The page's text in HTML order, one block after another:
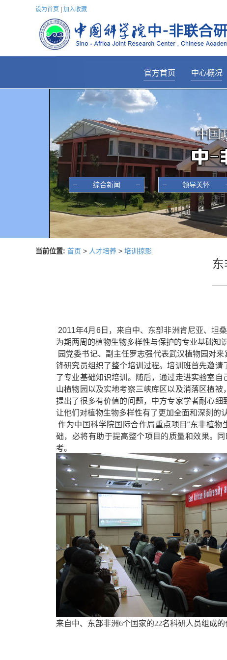
设为首页 加入收藏
官方首页
————————
中心概况
————————
主任致辞
历任领导
机构设置
科研分中心
综合新闻 领导关怀
当前位置: 首页 > 人才培养 > 培训掠影
东
2011年4月6日，来自中、东部非洲肯尼亚、坦
为期两周的植物生物多样性与保护的专业基础知
园党委书记、副主任罗志强代表武汉植物园对
锋研究员组织了整个培训过程。培训班首先邀
了专业基础知识培训。随后，通过走进实验室
山植物园以及实地考察三峡库区以及消落区植
提出了很多有价值的问题，中方专家学者耐心细
让他们对植物生物多样性有了更加全面和深刻的
作为中国科学院国际合作局重点项目“东非植
础，必将有助于提高整个项目的质量和效果。
考。
来自中、东部非洲6个国家的22名科研人员组成